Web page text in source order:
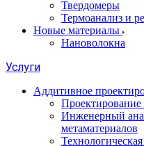
Твердомеры
Термоанализ и
Новые материалы
Нановолокна
Услуги
Аддитивное
Инженерный
метаматериалов